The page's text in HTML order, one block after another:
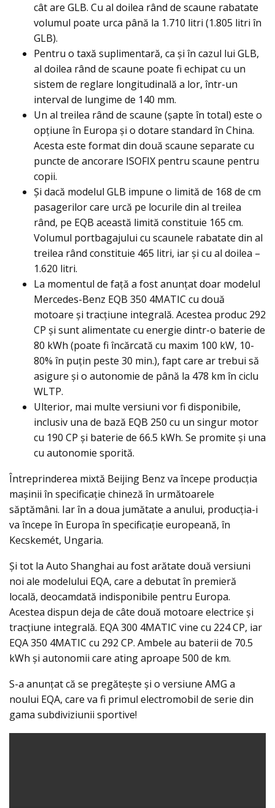
cât are GLB. Cu al doilea rând de scaune rabatate
volumul poate urca până la 1.710 litri (1.805 litri în
GLB).
Pentru o taxă suplimentară, ca și în cazul lui GLB,
al doilea rând de scaune poate fi echipat cu un
sistem de reglare longitudinală a lor, într-un
interval de lungime de 140 mm.
Un al treilea rând de scaune (şapte în total) este o
opțiune în Europa și o dotare standard în China.
Acesta este format din două scaune separate cu
puncte de ancorare ISOFIX pentru scaune pentru
copii.
Și dacă modelul GLB impune o limită de 168 de cm
pasagerilor care urcă pe locurile din al treilea
rând, pe EQB această limită constituie 165 cm.
Volumul portbagajului cu scaunele rabatate din al
treilea rând constituie 465 litri, iar şi cu al doilea –
1.620 litri.
La momentul de faţă a fost anunţat doar modelul
Mercedes-Benz EQB 350 4MATIC cu două
motoare și tracțiune integrală. Acestea produc 292
CP și sunt alimentate cu energie dintr-o baterie de
80 kWh (poate fi încărcată cu maxim 100 kW, 10-
80% în puţin peste 30 min.), fapt care ar trebui să
asigure şi o autonomie de până la 478 km în ciclu
WLTP.
Ulterior, mai multe versiuni vor fi disponibile,
inclusiv una de bază EQB 250 cu un singur motor
cu 190 CP şi baterie de 66.5 kWh. Se promite şi una
cu autonomie sporită.
Întreprinderea mixtă Beijing Benz va începe producția
maşinii în specificație chineză în următoarele
săptămâni. Iar în a doua jumătate a anului, producția-i
va începe în Europa în specificație europeană, în
Kecskemét, Ungaria.
Şi tot la Auto Shanghai au fost arătate două versiuni
noi ale modelului EQA, care a debutat în premieră
locală, deocamdată indisponibile pentru Europa.
Acestea dispun deja de câte două motoare electrice şi
tracţiune integrală. EQA 300 4MATIC vine cu 224 CP, iar
EQA 350 4MATIC cu 292 CP. Ambele au baterii de 70.5
kWh şi autonomii care ating aproape 500 de km.
S-a anunţat că se pregătește şi o versiune AMG a
noului EQA, care va fi primul electromobil de serie din
gama subdiviziunii sportive!